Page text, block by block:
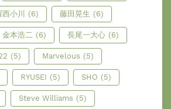
西小川 (6) 藤田晃生 (6)
金本浩二 (6) 長尾一大心 (6)
(5) Marvelous (5)
RYUSEI (5) SHO (5)
Steve Williams (5)